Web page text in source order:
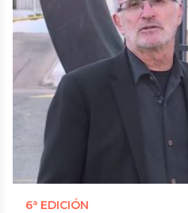
6ª EDICIÓN